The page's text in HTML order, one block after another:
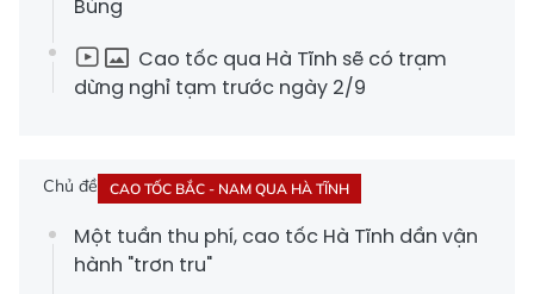
Bùng
Cao tốc qua Hà Tĩnh sẽ có trạm
dừng nghỉ tạm trước ngày 2/9
Chủ đề CAO TỐC BẮC - NAM QUA HÀ TĨNH
Một tuần thu phí, cao tốc Hà Tĩnh dần vận
hành "trơn tru"